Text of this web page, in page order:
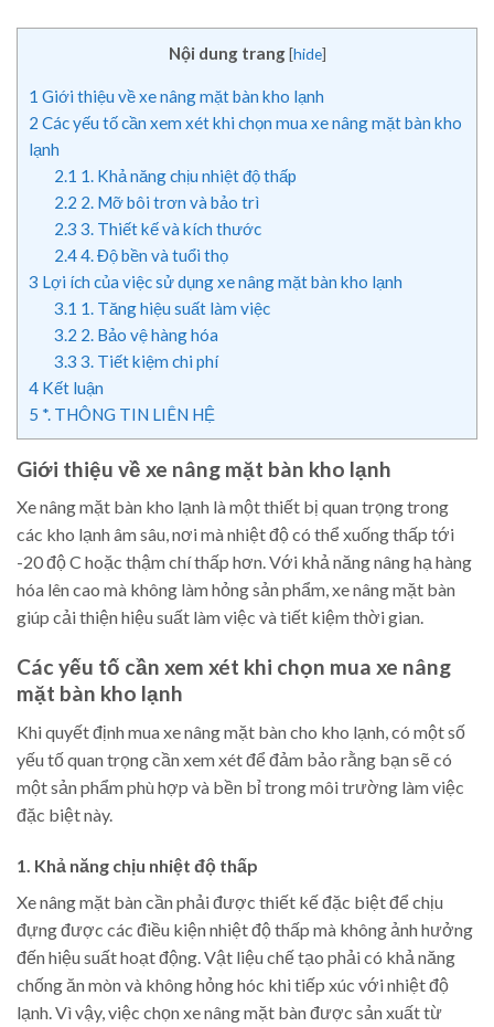
Nội dung trang [hide]
1 Giới thiệu về xe nâng mặt bàn kho lạnh
2 Các yếu tố cần xem xét khi chọn mua xe nâng mặt bàn kho
lạnh
2.1 1. Khả năng chịu nhiệt độ thấp
2.2 2. Mỡ bôi trơn và bảo trì
2.3 3. Thiết kế và kích thước
2.44. Độ bền và tuổi thọ
3 Lợi ích của việc sử dụng xe nâng mặt bàn kho lạnh
3.1 1. Tăng hiệu suất làm việc
3.2 2. Bảo vệ hàng hóa
3.3 3. Tiết kiệm chi phí
4 Kết luận
5 *. THÔNG TIN LIÊN HỆ
Giới thiệu về xe nâng mặt bàn kho lạnh
Xe nâng mặt bàn kho lạnh là một thiết bị quan trọng trong
các kho lạnh âm sâu, nơi mà nhiệt độ có thể xuống thấp tới
-20 độ C hoặc thậm chí thấp hơn. Với khả năng nâng hạ hàng
hóa lên cao mà không làm hỏng sản phẩm, xe nâng mặt bàn
giúp cải thiện hiệu suất làm việc và tiết kiệm thời gian.
Các yếu tố cần xem xét khi chọn mua xe nâng
mặt bàn kho lạnh
Khi quyết định mua xe nâng mặt bàn cho kho lạnh, có một số
yếu tố quan trọng cần xem xét để đảm bảo rằng bạn sẽ có
một sản phẩm phù hợp và bền bỉ trong môi trường làm việc
đặc biệt này.
1. Khả năng chịu nhiệt độ thấp
Xe nâng mặt bàn cần phải được thiết kế đặc biệt để chịu
đựng được các điều kiện nhiệt độ thấp mà không ảnh hưởng
đến hiệu suất hoạt động. Vật liệu chế tạo phải có khả năng
chống ăn mòn và không hỏng hóc khi tiếp xúc với nhiệt độ
lạnh. Vì vậy, việc chọn xe nâng mặt bàn được sản xuất từ